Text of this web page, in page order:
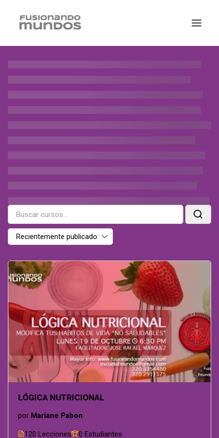
SEARCH
CART
Inicio Courses
Courses
LÓGICA NUTRICIONAL
por Mariane Pabon
120 Lecciones 0 Estudiantes